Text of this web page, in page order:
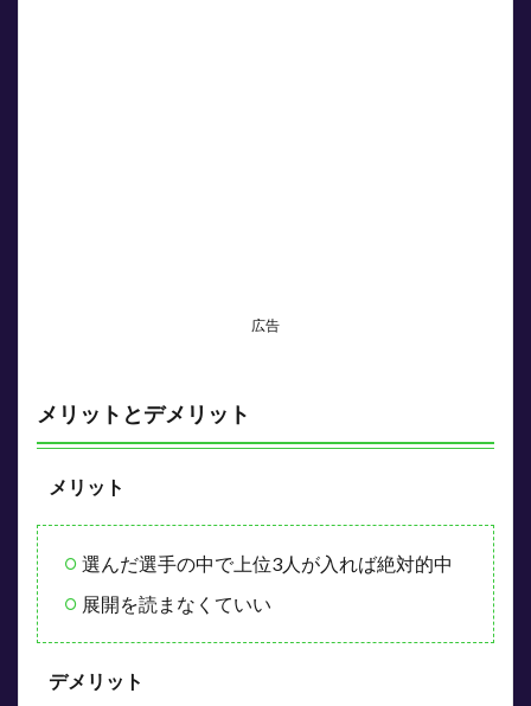
具体
的な
シミ
ーシ
（3
の場
7
トリ
広告
メリットとデメリット
メリット
選んだ選手の中で上位3人が入れば絶対的中
展開を読まなくていい
デメリット